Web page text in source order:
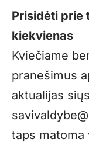
Prisidėti prie
kiekvienas
Kviečiame
pranešimus
aktualijas
taps matoma